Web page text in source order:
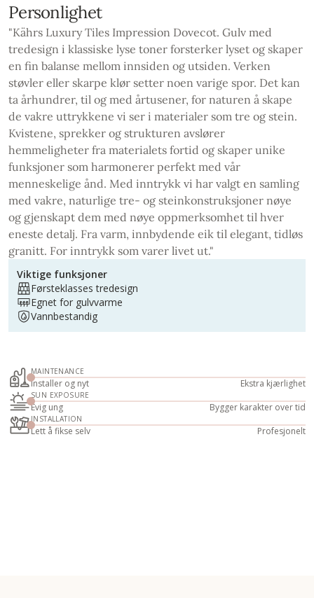
Personlighet
"Kährs Luxury Tiles Impression Dovecot. Gulv med
tredesign i klassiske lyse toner forsterker lyset og skaper
en fin balanse mellom innsiden og utsiden. Verken
støvler eller skarpe klør setter noen varige spor. Det kan
ta århundrer, til og med årtusener, for naturen å skape
de vakre uttrykkene vi ser i materialer som tre og stein.
Kvistene, sprekker og strukturen avslører
hemmeligheter fra materialets fortid og skaper unike
funksjoner som harmonerer perfekt med vår
menneskelige ånd. Med inntrykk vi har valgt en samling
med vakre, naturlige tre- og steinkonstruksjoner nøye
og gjenskapt dem med nøye oppmerksomhet til hver
eneste detalj. Fra varm, innbydende eik til elegant, tidløs
granitt. For inntrykk som varer livet ut."
Viktige funksjoner
Førsteklasses tredesign
Egnet for gulvvarme
Vannbestandig
MAINTENANCE
Installer og nyt Ekstra kjærlighet
SUN EXPOSURE
Evig ung Bygger karakter over tid
INSTALLATION
Lett å fikse selv Profesjonelt